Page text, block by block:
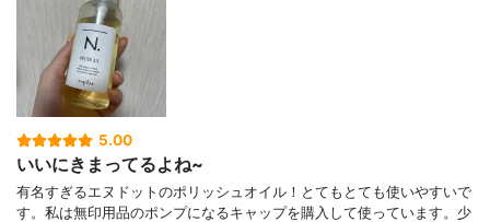
5.00
いいにきまってるよね~
有名すぎるエヌドットのポリッシュオイル！とてもとても使いやすいで
す。私は無印用品のポンプになるキャップを購入して使っています。少